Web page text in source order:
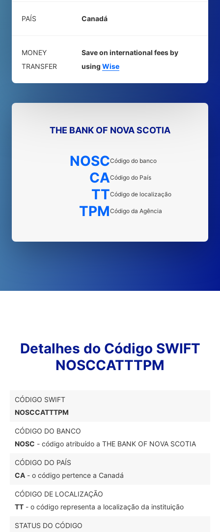
PAÍS Canadá
MONEY
TRANSFER
Save on international fees by
using Wise
THE BANK OF NOVA SCOTIA
NOSCCódigo do banco
CACódigo do País
TTCódigo de localização
TPMCódigo da Agência
Detalhes do Código SWIFT
NOSCCATTTPM
CÓDIGO SWIFT
NOSCCATTTPM
CÓDIGO DO BANCO
NOSC - código atribuído a THE BANK OF NOVA SCOTIA
CÓDIGO DO PAÍS
CA - o código pertence a Canadá
CÓDIGO DE LOCALIZAÇÃO
TT - o código representa a localização da instituição
STATUS DO CÓDIGO